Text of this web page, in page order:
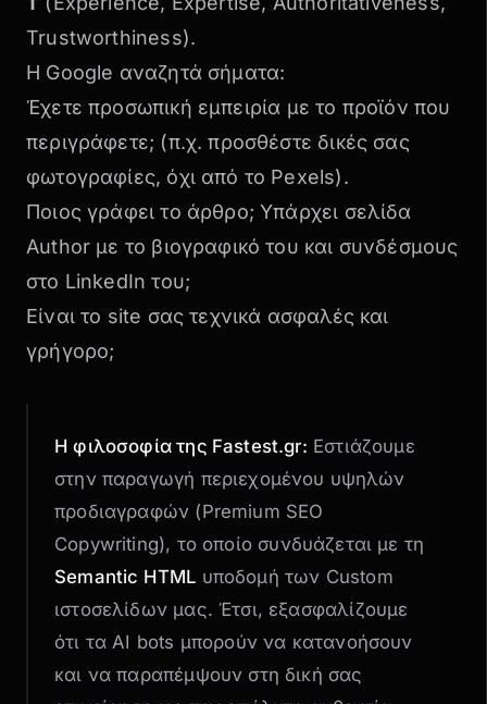
Trustworthiness).
Η Google αναζητά σήματα:
Έχετεπροσωπική εμπειρία με το προϊόν που
περιγράφετε; (π.χ. προσθέστε δικές σας
φωτογραφίες, όχι από το Pexels).
Ποιος γράφει το άρθρο; Υπάρχει σελίδα
Author με το βιογραφικό του και συνδέσμους
στο LinkedIn του;
Είναι το site σας τεχνικά ασφαλές και
γρήγορο;
Η φιλοσοφία της Fastest.gr: Εστιάζουμε
στην παραγωγή περιεχομένου υψηλών
προδιαγραφών (Premium SEO
Copywriting), το οποίο συνδυάζεται με τη
Semantic HTML υποδομή των Custom
ιστοσελίδων μας. Έτσι, εξασφαλίζουμε
ότι τα AI bots μπορούν να κατανοήσουν
και να παραπέμψουν στη δική σας